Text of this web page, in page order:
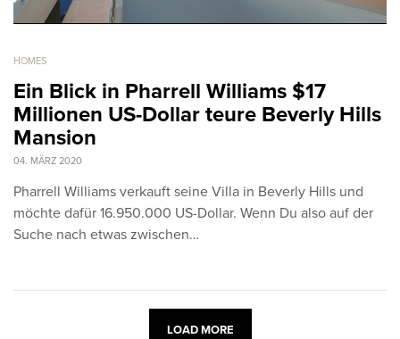
HOMES
Ein Blick in Pharrell Williams $17
Millionen US-Dollar teure Beverly Hills
Mansion
04. MÄRZ 2020
Pharrell Williams verkauft seine Villa in Beverly Hills und
möchte dafür 16.950.000 US-Dollar. Wenn Du also auf der
Suche nach etwas zwischen…
LOAD MORE